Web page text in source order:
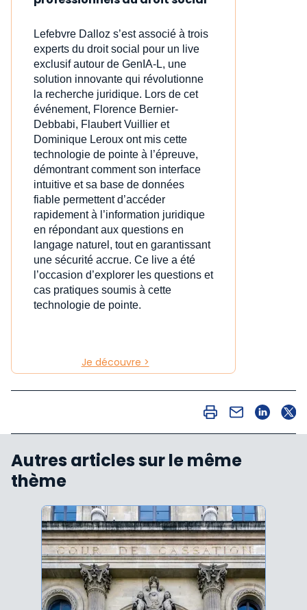
Lefebvre Dalloz s’est associé à trois
experts du droit social pour un live
exclusif autour de GenIA‑L, une
solution innovante qui révolutionne
la recherche juridique. Lors de cet
événement, Florence Bernier-
Debbabi, Flaubert Vuillier et
Dominique Leroux ont mis cette
technologie de pointe à l’épreuve,
démontrant comment son interface
intuitive et sa base de données
fiable permettent d’accéder
rapidement à l’information juridique
en répondant aux questions en
langage naturel, tout en garantissant
une sécurité accrue. Ce live a été
l’occasion d’explorer les questions et
cas pratiques soumis à cette
technologie de pointe.
Je découvre >
Autres articles sur le même
thème